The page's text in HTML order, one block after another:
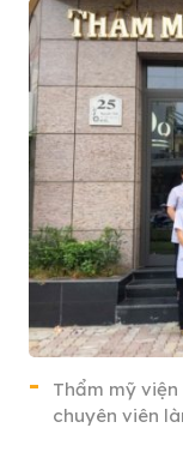
Thẩm mỹ
chuyên viên